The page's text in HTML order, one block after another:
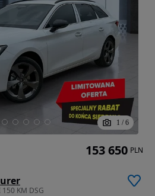
1 / 6
KM DSG
153 650 PLN